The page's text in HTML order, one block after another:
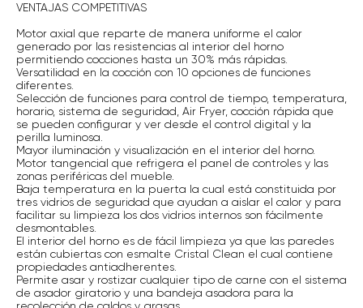
VENTAJAS COMPETITIVAS
Motor axial que reparte de manera uniforme el calor
generado por las resistencias al interior del horno
permitiendo cocciones hasta un 30% más rápidas.
Versatilidad en la cocción con 10 opciones de funciones
diferentes.
Selección de funciones para control de tiempo, temperatura,
horario, sistema de seguridad, Air Fryer, cocción rápida que
se pueden configurar y ver desde el control digital y la
perilla luminosa.
Mayor iluminación y visualización en el interior del horno.
Motor tangencial que refrigera el panel de controles y las
zonas periféricas del mueble.
Baja temperatura en la puerta la cual está constituida por
tres vidrios de seguridad que ayudan a aislar el calor y para
facilitar su limpieza los dos vidrios internos son fácilmente
desmontables.
El interior del horno es de fácil limpieza ya que las paredes
están cubiertas con esmalte Cristal Clean el cual contiene
propiedades antiadherentes.
Permite asar y rostizar cualquier tipo de carne con el sistema
de asador giratorio y una bandeja asadora para la